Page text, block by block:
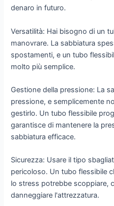
denaro in futuro.
Versatilità: Hai bisogno di un
manovrare. La sabbiatura
spostamenti, e un tubo
molto più semplice.
Gestione della pressione: La
pressione, e semplicemente
gestirlo. Un tubo flessibile
garantisce di mantenere la
sabbiatura efficace.
Sicurezza: Usare il tipo
pericoloso. Un tubo flessibile
lo stress potrebbe scoppiare,
danneggiare l'attrezzatura.